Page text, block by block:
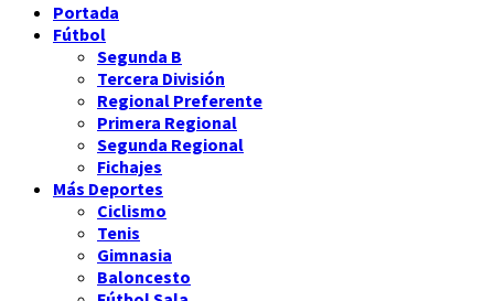
Portada
Fútbol
Segunda B
Tercera División
Regional Preferente
Primera Regional
Segunda Regional
Fichajes
Más Deportes
Ciclismo
Tenis
Gimnasia
Baloncesto